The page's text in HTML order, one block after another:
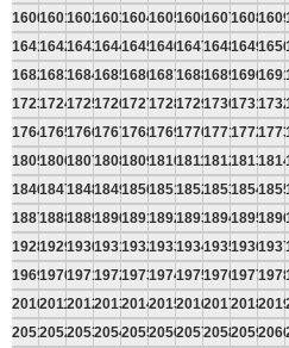
160016011602160316041605160616071608
164116421643164416451646164716481649
168216831684168516861687168816891690
172317241725172617271728172917301731
176417651766176717681769177017711772
180518061807180818091810181118121813
184618471848184918501851185218531854
188718881889189018911892189318941895
192819291930193119321933193419351936
196919701971197219731974197519761977
201020112012201320142015201620172018
205120522053205420552056205720582059